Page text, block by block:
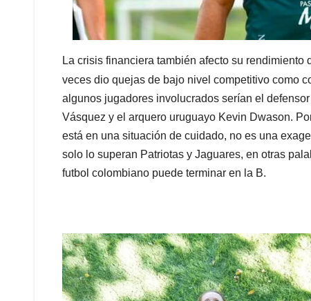
La crisis financiera también afecto su
veces dio quejas de bajo nivel competitivo como
algunos jugadores involucrados serían el
Vásquez y el arquero uruguayo Kevin Dwason.
está en una situación de cuidado, no es una
solo lo superan Patriotas y Jaguares, en otras
futbol colombiano puede terminar en la B.